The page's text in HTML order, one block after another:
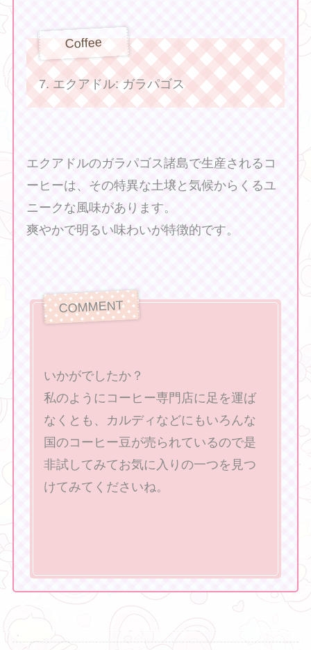
Coffee
7. エクアドル: ガラパゴス
エクアドルのガラパゴス諸島で生産されるコ
ーヒーは、その特異な土壌と気候からくるユ
ニークな風味があります。
爽やかで明るい味わいが特徴的です。
いかがでしたか？
私のようにコーヒー専門店に足を運ば
なくとも、カルディなどにもいろんな
国のコーヒー豆が売られているので是
非試してみてお気に入りの一つを見つ
けてみてくださいね。